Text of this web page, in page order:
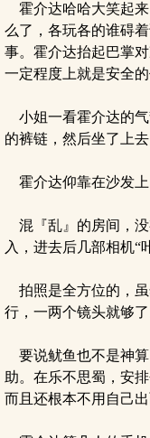
霍介达哈哈大笑起来
么了，各玩各的谁碍
事。霍介达抬起巴掌
一定程度上就是安全的
小姐一看霍介达的
的裤链，然后坐了上去
霍介达仰靠在沙发上
混『乱』的房间，
入，进去后几部相机“
拍照是全方位的，
行，一两个镜头就够了
要说鱿鱼也不是神
助。在乐不思蜀，安
而且还根本不用自己出